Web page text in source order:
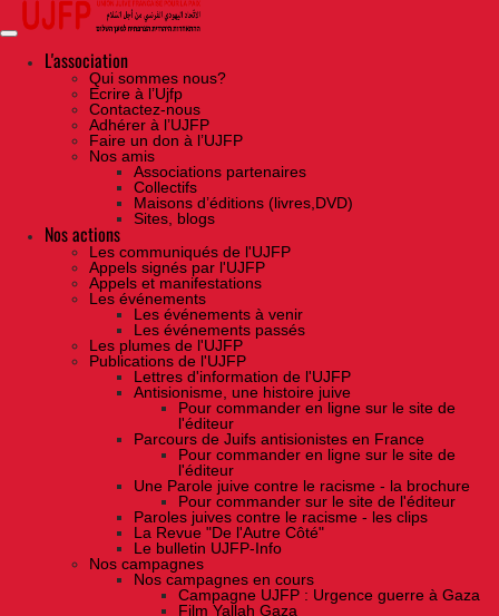
Skip
the
contentL'association
Qui sommes nous?
Ecrire à l’Ujfp
Contactez-nous
Adhérer à l’UJFP
Faire un don à l’UJFP
Nos amis
Associations partenaires
Collectifs
Maisons d’éditions (livres,DVD)
Sites, blogs
Nos actions
Les communiqués de l'UJFP
Appels signés par l'UJFP
Appels et manifestations
Les événements
Les événements à venir
Les événements passés
Les plumes de l'UJFP
Publications de l'UJFP
Lettres d'information de l'UJFP
Antisionisme, une histoire juive
Pour commander en ligne sur le site de
l'éditeur
Parcours de Juifs antisionistes en France
Pour commander en ligne sur le site de
l'éditeur
Une Parole juive contre le racisme - la brochure
Pour commander sur le site de l'éditeur
Paroles juives contre le racisme - les clips
La Revue "De l'Autre Côté"
Le bulletin UJFP-Info
Nos campagnes
Nos campagnes en cours
Campagne UJFP : Urgence guerre à Gaza
Film Yallah Gaza